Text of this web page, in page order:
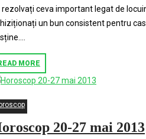
rezolvați ceva important legat de
un bun consistent pentru
MORE
20-27 mai 2013